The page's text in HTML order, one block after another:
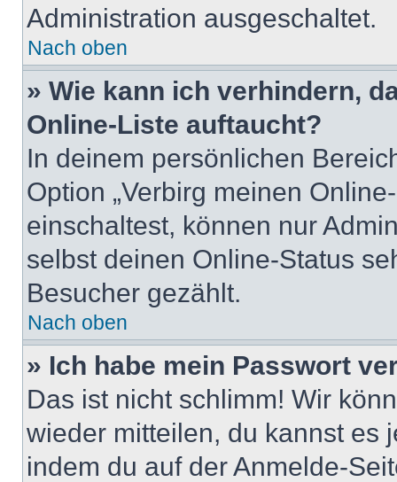
Administration ausgeschaltet.
Nach oben
» Wie kann ich verhindern,
Online-Liste auftaucht?
In deinem persönlichen
Option „Verbirg meinen
einschaltest, können nur
selbst deinen Online-Status
Besucher gezählt.
Nach oben
» Ich habe mein Passwort
Das ist nicht schlimm! Wir
wieder mitteilen, du kannst es
indem du auf der Anmelde-